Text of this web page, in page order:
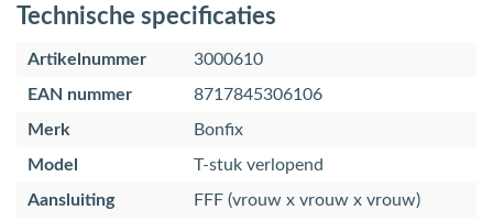
Technische specificaties
Artikelnummer
3000610
EAN nummer
8717845306106
Merk
Bonfix
Model
T-stuk verlopend
Aansluiting
FFF (vrouw x vrouw x vrouw)